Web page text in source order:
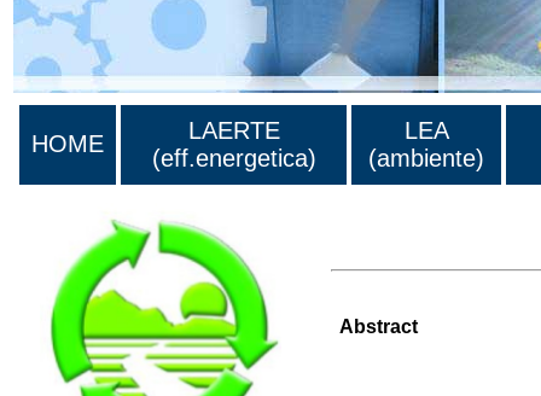
HOME
LAERTE
(eff.energetica)
LEA
(ambiente)
Abstract